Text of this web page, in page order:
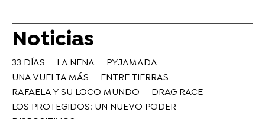
Noticias
33 DÍAS LA NENA
PYJAMADA
UNA VUELTA MÁS
ENTRE TIERRAS
RAFAELA Y SU LOCO MUNDO
DRAG RACE
LOS PROTEGIDOS: UN NUEVO PODER